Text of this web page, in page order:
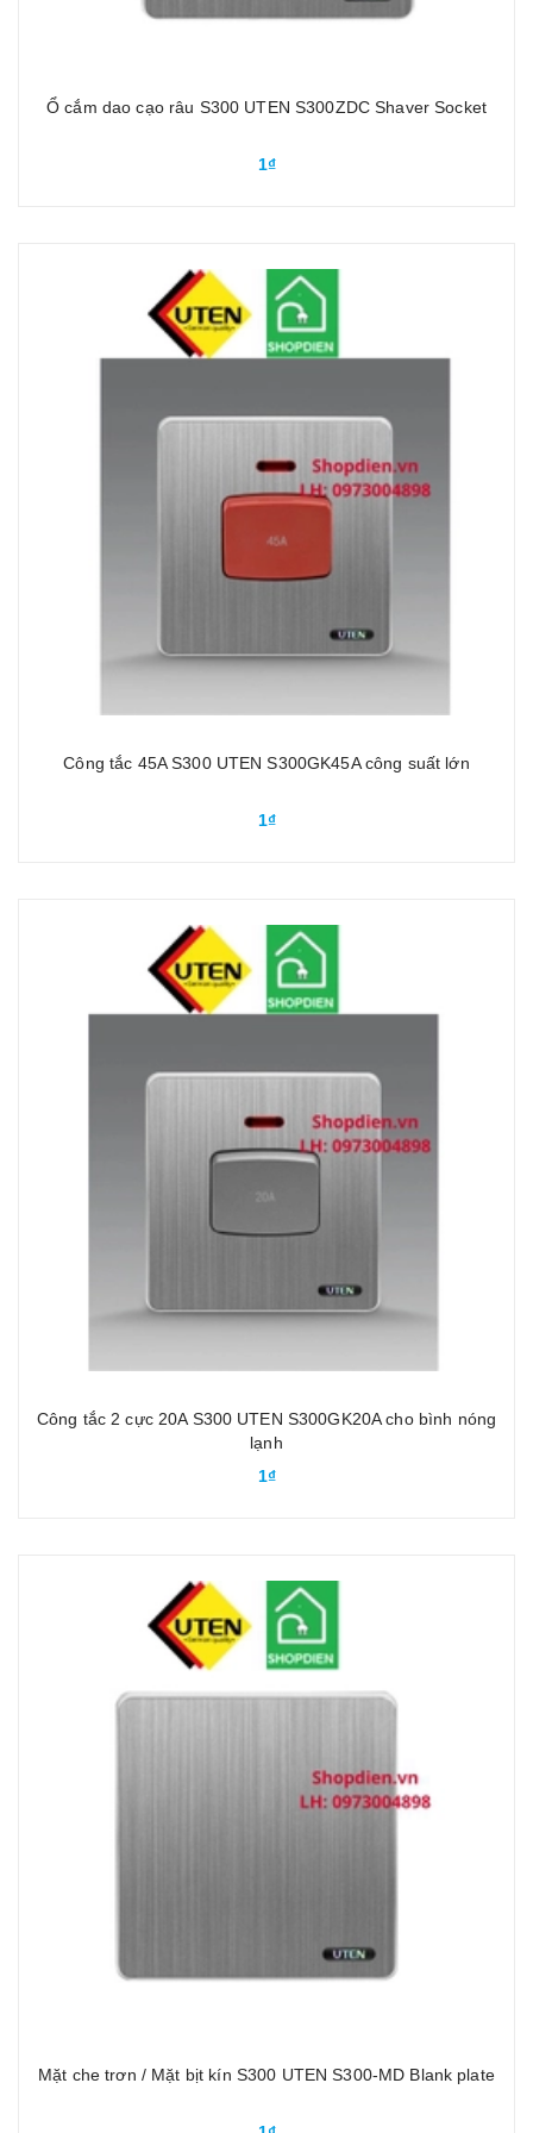
Ổ cắm dao cạo râu S300 UTEN S300ZDC Shaver Socket
1₫
Công tắc 45A S300 UTEN S300GK45A công suất lớn
1₫
Công tắc 2 cực 20A S300 UTEN S300GK20A cho bình nóng
lạnh
1₫
Mặt che trơn / Mặt bịt kín S300 UTEN S300-MD Blank plate